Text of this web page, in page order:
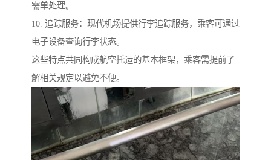
需单处理。
10. 追踪服务：现代机场提供行李追踪服务，乘客可通过
电子设备查询行李状态。
这些特点共同构成航空托运的基本框架，乘客需提前了
解相关规定以避免不便。